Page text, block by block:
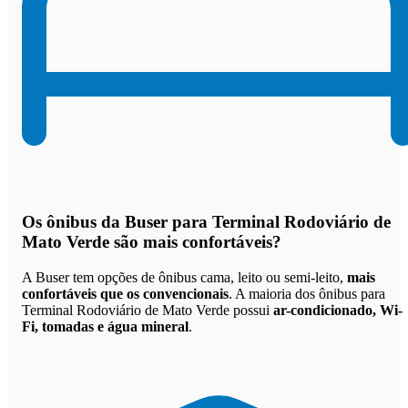
Os ônibus da Buser para Terminal Rodoviário de
Mato Verde são mais confortáveis?
A Buser tem opções de ônibus cama, leito ou semi-leito, mais
confortáveis que os convencionais. A maioria dos ônibus para
Terminal Rodoviário de Mato Verde possui ar-condicionado, Wi-
Fi, tomadas e água mineral.